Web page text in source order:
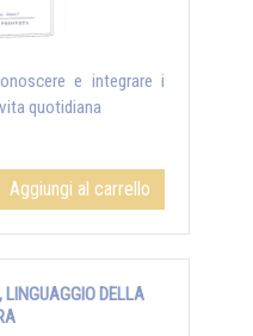
e integrare i
quotidiana
Aggiungi al carrello
LINGUAGGIO DELLA